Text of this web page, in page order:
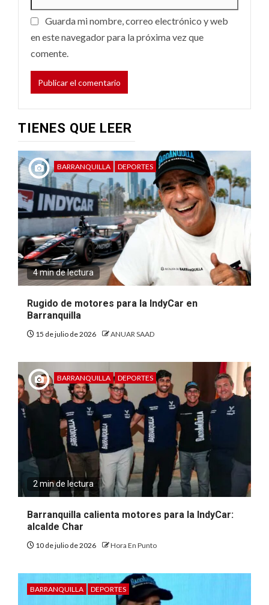
Guarda mi nombre, correo electrónico y web
en este navegador para la próxima vez que
comente.
TIENES QUE LEER
BARRANQUILLA DEPORTES
4 min de lectura
Rugido de motores para la IndyCar en
Barranquilla
15 de julio de 2026 ANUAR SAAD
BARRANQUILLA DEPORTES
2 min de lectura
Barranquilla calienta motores para la IndyCar:
alcalde Char
10 de julio de 2026 Hora En Punto
BARRANQUILLA DEPORTES